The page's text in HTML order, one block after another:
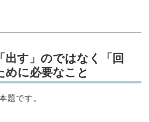
出す」のではなく「回
めに必要なこと
題です。